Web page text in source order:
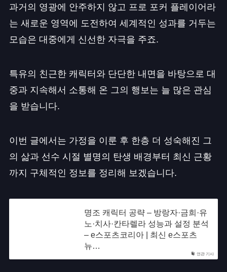
과거의 영광에 안주하지 않고 프로 포커 플레이어라
는 새로운 영역에 도전하여 세계적인 성과를 거두는
모습은 대중에게 신선한 자극을 주죠.
특유의 친근한 캐릭터와 단단한 내면을 바탕으로 대
중과 지속해서 소통해 온 그의 행보는 늘 많은 관심
을 받습니다.
이번 글에서는 가정을 이룬 후 한층 더 성숙해진 그
의 삶과 선수 시절 별명의 탄생 배경부터 최신 근황
까지 구체적인 정보를 정리해 보겠습니다.
연관 기사
명조 캐릭터 공략 – 방랑자·금희·유
노·치사·칸타렐라 성능과 설정 분석
– e스포츠코리아 | 최신 e스포츠
뉴…